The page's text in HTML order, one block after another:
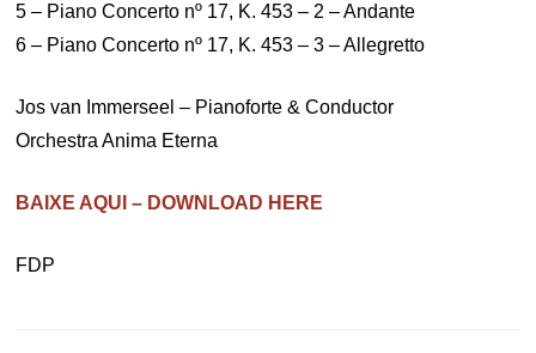
5 – Piano Concerto nº 17, K. 453 – 2 – Andante
6 – Piano Concerto nº 17, K. 453 – 3 – Allegretto
Jos van Immerseel – Pianoforte & Conductor
Orchestra Anima Eterna
BAIXE AQUI – DOWNLOAD HERE
FDP